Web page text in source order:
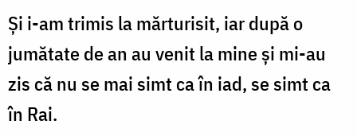
Și i-am trimis la mărturisit, iar după o
jumătate de an au venit la mine și mi-au
zis că nu se mai simt ca în iad, se simt ca
în Rai.